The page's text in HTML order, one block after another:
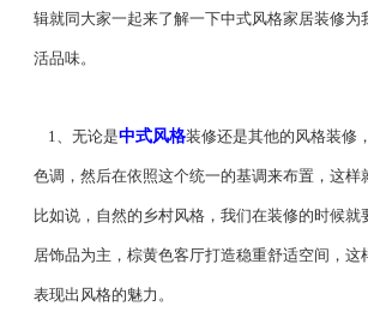
辑就同大家一起来了解一下中式风格家居装修为
活品味。
1、无论是中式风格装修还是其他的风格装修
色调，然后在依照这个统一的基调来布置，这样
比如说，自然的乡村风格，我们在装修的时候就
居饰品为主，棕黄色客厅打造稳重舒适空间，这
表现出风格的魅力。